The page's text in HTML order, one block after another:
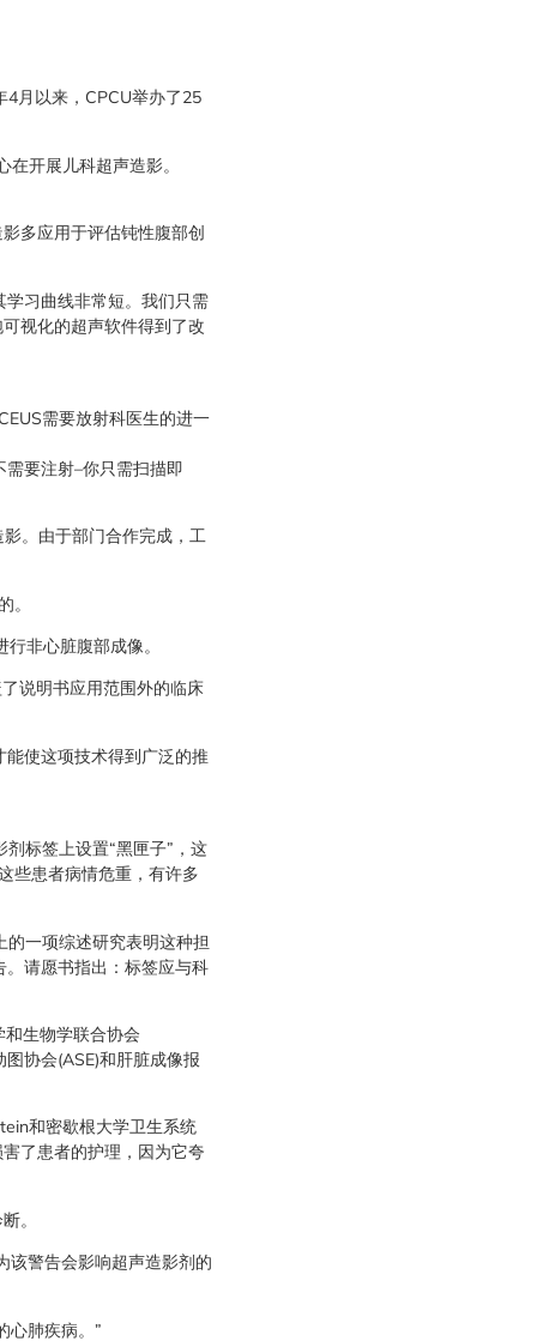
月以来，CPCU举办了25
开展儿科超声造影。
多应用于评估钝性腹部创
习曲线非常短。我们只需
视化的超声软件得到了改
需要放射科医生的进一
要注射–你只需扫描即
。由于部门合作完成，工
。
非心脏腹部成像。
说明书应用范围外的临床
使这项技术得到广泛的推
标签上设置“黑匣子”，这
些患者病情危重，有许多
一项综述研究表明这种担
请愿书指出：标签应与科
生物学联合协会
协会(ASE)和肝脏成像报
和密歇根大学卫生系统
了患者的护理，因为它夸
。
该警告会影响超声造影剂的
心肺疾病。”